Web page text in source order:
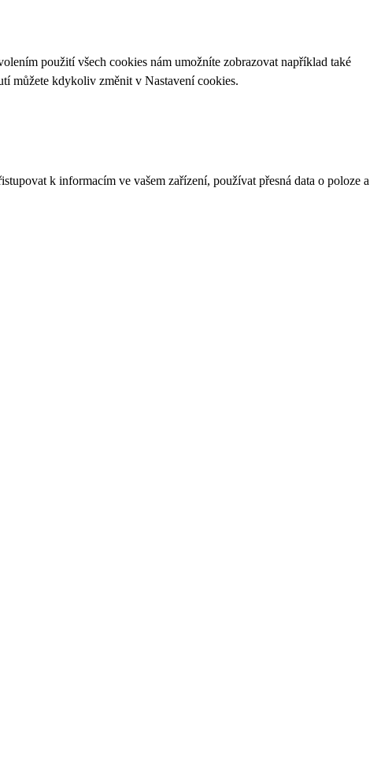
použití všech cookies nám umožníte zobrazovat například také
můžete kdykoliv změnit v Nastavení cookies.
k informacím ve vašem zařízení, používat přesná data o poloze a